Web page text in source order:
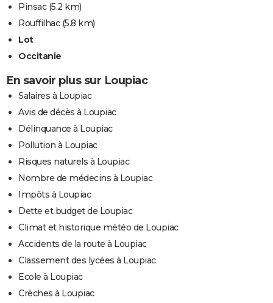
Pinsac(5.2 km)
Rouffilhac(5.8 km)
Lot
Occitanie
En savoir plus sur Loupiac
Salaires à Loupiac
Avis de décès à Loupiac
Délinquance à Loupiac
Pollution à Loupiac
Risques naturels à Loupiac
Nombre de médecins à Loupiac
Impôts à Loupiac
Dette et budget de Loupiac
Climat et historique météo de Loupiac
Accidents de la route à Loupiac
Classement des lycées à Loupiac
Ecole à Loupiac
Crèches à Loupiac